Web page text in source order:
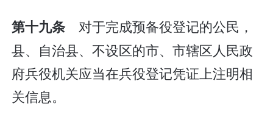
第十九条对于完成预备役登记的公民，
县、自治县、不设区的市、市辖区人民政
府兵役机关应当在兵役登记凭证上注明相
关信息。